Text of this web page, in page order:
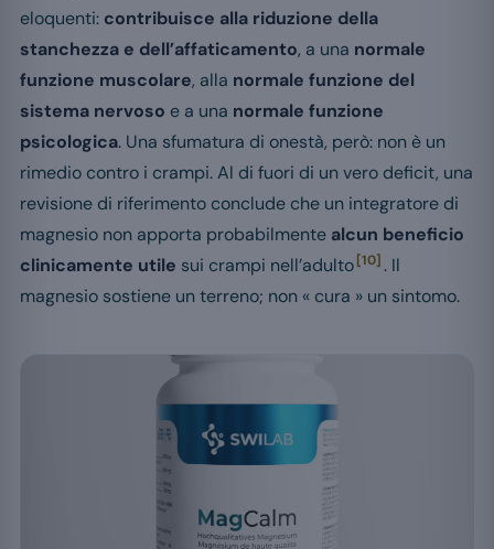
eloquenti: contribuisce alla riduzione della
stanchezza e dell’affaticamento, a una normale
funzione muscolare, alla normale funzione del
sistema nervoso e a una normale funzione
psicologica. Una sfumatura di onestà, però: non è un
rimedio contro i crampi. Al di fuori di un vero deficit, una
revisione di riferimento conclude che un integratore di
magnesio non apporta probabilmente alcun beneficio
clinicamente utile sui crampi nell’adulto[10] . Il
magnesio sostiene un terreno; non « cura » un sintomo.